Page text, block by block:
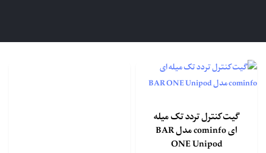
گیت کنترل تردد تک میله
ای cominfo مدل BAR
ONE Unipod